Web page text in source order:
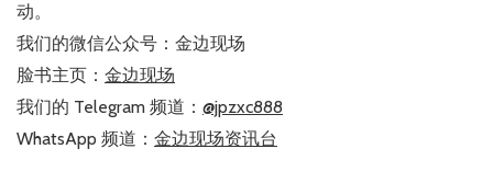
动。
我们的微信公众号：金边现场
脸书主页： 金边现场
我们的 Telegram 频道： @jpzxc888
WhatsApp 频道： 金边现场资讯台